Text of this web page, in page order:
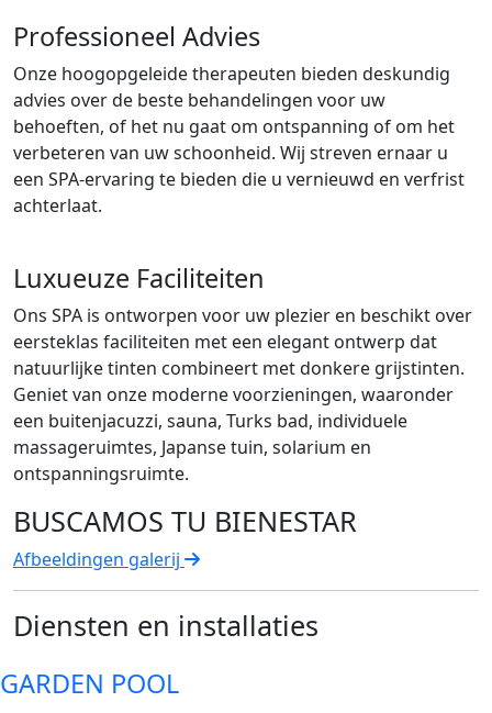
Professioneel Advies
Onze hoogopgeleide therapeuten bieden deskundig
advies over de beste behandelingen voor uw
behoeften, of het nu gaat om ontspanning of om het
verbeteren van uw schoonheid. Wij streven ernaar u
een SPA-ervaring te bieden die u vernieuwd en verfrist
achterlaat.
Luxueuze Faciliteiten
Ons SPA is ontworpen voor uw plezier en beschikt over
eersteklas faciliteiten met een elegant ontwerp dat
natuurlijke tinten combineert met donkere grijstinten.
Geniet van onze moderne voorzieningen, waaronder
een buitenjacuzzi, sauna, Turks bad, individuele
massageruimtes, Japanse tuin, solarium en
ontspanningsruimte.
BUSCAMOS TU BIENESTAR
Afbeeldingen galerij
Diensten en installaties
GARDEN POOL